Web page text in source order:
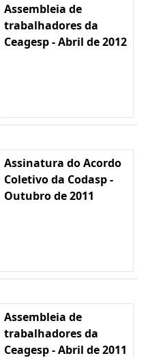
Assembleia de
trabalhadores da
Ceagesp - Abril de 2012
Assinatura do Acordo
Coletivo da Codasp -
Outubro de 2011
Assembleia de
trabalhadores da
Ceagesp - Abril de 2011